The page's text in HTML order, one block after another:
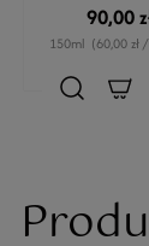
90,00
150ml (60,00 zł